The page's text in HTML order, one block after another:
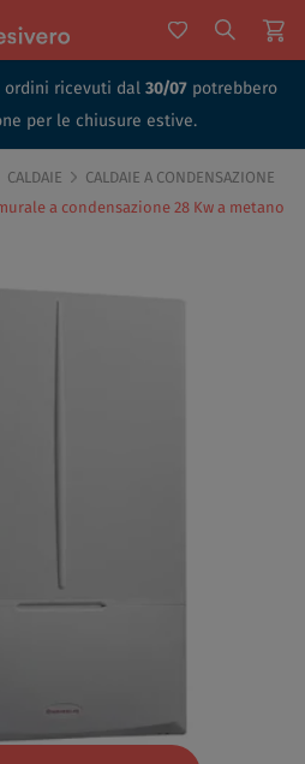
ordini ricevuti dal 30/07 potrebbero
per le chiusure estive.
CALDAIE
CALDAIE A CONDENSAZIONE
a condensazione 28 Kw a metano